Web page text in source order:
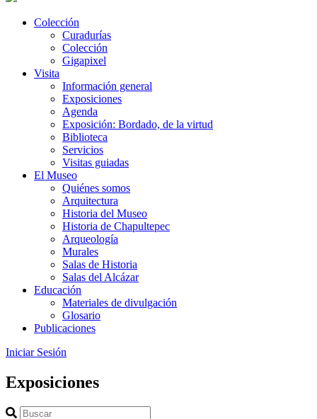
Colección
Curadurías
Colección
Gigapixel
Visita
Información general
Exposiciones
Agenda
Exposición: Bordado, de la virtud
Biblioteca
Servicios
Visitas guiadas
El Museo
Quiénes somos
Arquitectura
Historia del Museo
Historia de Chapultepec
Arqueología
Murales
Salas de Historia
Salas del Alcázar
Educación
Materiales de divulgación
Glosario
Publicaciones
Iniciar Sesión
Exposiciones